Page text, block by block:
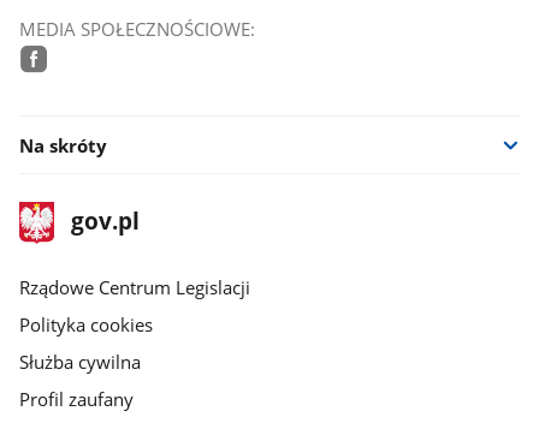
MEDIA SPOŁECZNOŚCIOWE:
Na skróty
stopka
gov.plStrona
gov.pl
Rządowe Centrum Legislacji
Polityka cookies
Służba cywilna
Profil zaufany